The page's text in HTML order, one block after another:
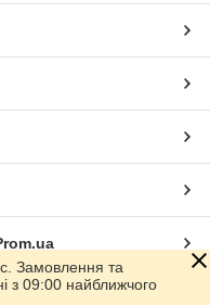
Замовлення та
з 09:00 найближчого